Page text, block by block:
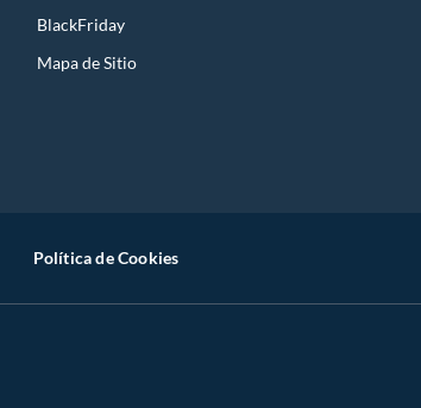
BlackFriday
Mapa de Sitio
Política de Cookies